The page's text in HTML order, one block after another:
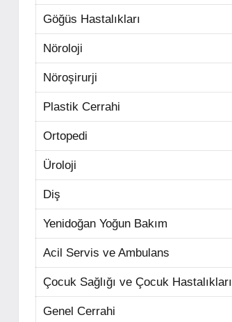
Göğüs Hastalıkları
Nöroloji
Nöroşirurji
Plastik Cerrahi
Ortopedi
Üroloji
Diş
Yenidoğan Yoğun Bakım
Acil Servis ve Ambulans
Çocuk Sağlığı ve Çocuk Hastalıkları
Genel Cerrahi